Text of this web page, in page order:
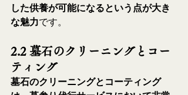
した供養が可能になるという点が大き
な魅力です。
2.2 墓石のクリーニングとコー
ティング
墓石のクリーニングとコーティング